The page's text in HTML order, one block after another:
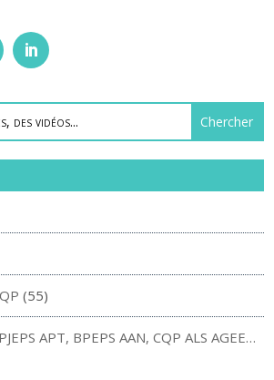
(55)
APT, BPEPS AAN, CQP ALS AGEE…